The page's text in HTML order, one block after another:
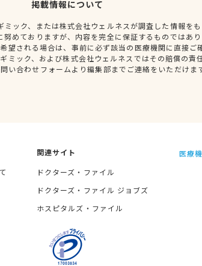
掲載情報について
ック、または株式会社ウェルネスが調査した情報を
努めておりますが、内容を完全に保証するものではあ
望される場合は、事前に必ず該当の医療機関に直接ご
ミック、および株式会社ウェルネスではその賠償の責
い合わせフォームより編集部までご連絡をいただけま
関連サイト
ドクターズ・ファイル
ドクターズ・ファイル ジョブズ
ホスピタルズ・ファイル
医療